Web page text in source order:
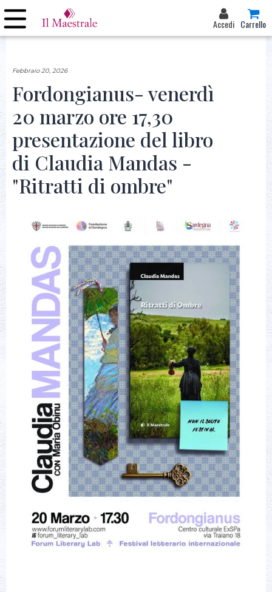
Accedi Carrello
Febbraio 20, 2026
Fordongianus- venerdì
20 marzo ore 17,30
presentazione del libro
di Claudia Mandas -
"Ritratti di ombre"